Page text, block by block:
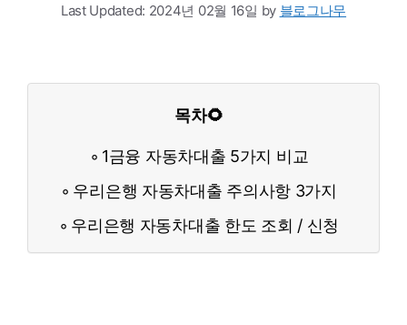
Last Updated: 2024년 02월 16일 by 블로그나무
목차🌻
1금융 자동차대출 5가지 비교
우리은행 자동차대출 주의사항 3가지
우리은행 자동차대출 한도 조회 / 신청